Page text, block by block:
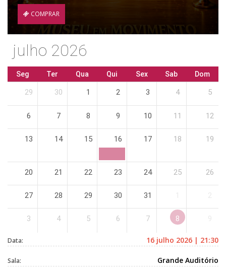
COMPRAR
julho 2026
Seg Ter Qua Qui Sex Sab Dom
29 30 1 2 3 4 5
6 7 8 9 10 11 12
13 14 15 16 17 18 19
20 21 22 23 24 25 26
27 28 29 30 31
3 4 5 6 7 8
Data: 16 julho 2026 | 21:30
Sala: Grande Auditório